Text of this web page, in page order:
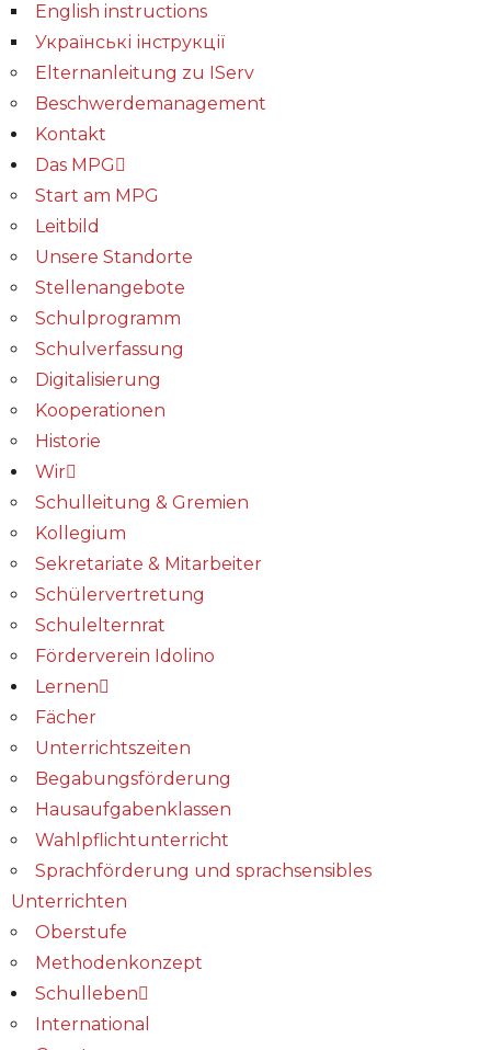
English instructions
Українські інструкції
Elternanleitung zu IServ
Beschwerdemanagement
Kontakt
Das MPG
Start am MPG
Leitbild
Unsere Standorte
Stellenangebote
Schulprogramm
Schulverfassung
Digitalisierung
Kooperationen
Historie
Wir
Schulleitung & Gremien
Kollegium
Sekretariate & Mitarbeiter
Schülervertretung
Schulelternrat
Förderverein Idolino
Lernen
Fächer
Unterrichtszeiten
Begabungs­förderung
Hausaufgabenklassen
Wahlpflichtunterricht
Sprachförderung und sprachsensibles
Unterrichten
Oberstufe
Methodenkonzept
Schulleben
International